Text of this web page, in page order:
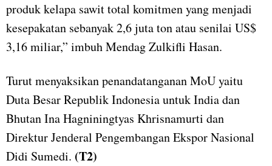
produk kelapa sawit total komitmen yang menjadi
kesepakatan sebanyak 2,6 juta ton atau senilai US$
3,16 miliar,” imbuh Mendag Zulkifli Hasan.
Turut menyaksikan penandatanganan MoU yaitu
Duta Besar Republik Indonesia untuk India dan
Bhutan Ina Hagniningtyas Khrisnamurti dan
Direktur Jenderal Pengembangan Ekspor Nasional
Didi Sumedi. (T2)